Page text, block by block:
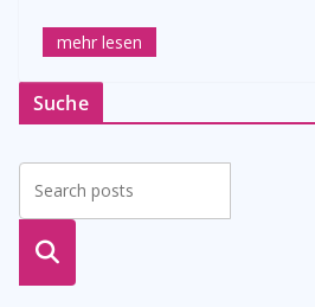
Suche
suche